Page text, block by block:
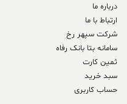
درباره ما
ارتباط با ما
شرکت سپهر رخ
سامانه بتا بانک رفاه
ثمین کارت
سبد خرید
حساب کاربری